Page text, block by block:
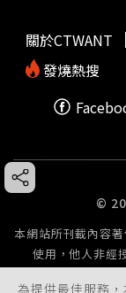
為提供最佳服務
關於CTWANT
發燒熱搜
©
本網站所刊載內容
使用，他人非經